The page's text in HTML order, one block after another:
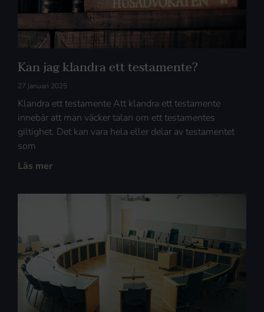
Kan jag klandra ett testamente?
27 januari 2025
Klandra ett testamente Att klandra ett testamente
innebär att man väcker talan om ett testamentes
giltighet. Det kan vara hela eller delar av testamentet
som
Läs mer